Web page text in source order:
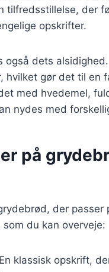
der
opskrifter.
dets
gør det til en
med hvedemel,
nydes med
på
der
du kan overveje:
klassisk opskrift,